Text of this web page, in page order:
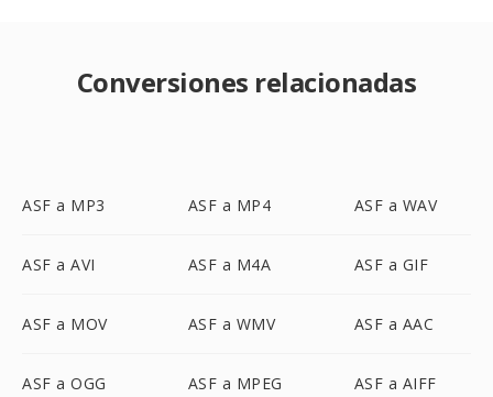
Conversiones relacionadas
ASF a MP3 ASF a MP4 ASF a WAV
ASF a AVI ASF a M4A ASF a GIF
ASF a MOV ASF a WMV ASF a AAC
ASF a OGG ASF a MPEG ASF a AIFF